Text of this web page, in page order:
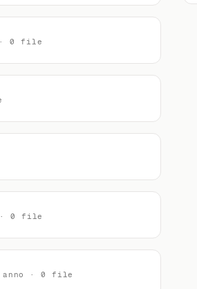
· 0 file
· 0 file
anno · 0 file